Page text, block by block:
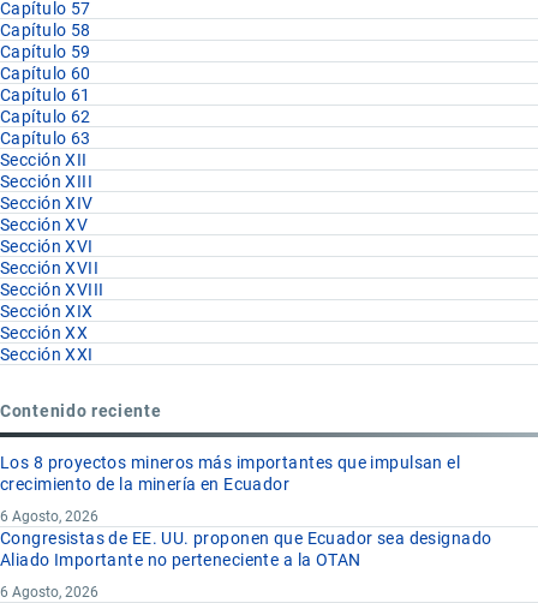
Capítulo 57
Capítulo 58
Capítulo 59
Capítulo 60
Capítulo 61
Capítulo 62
Capítulo 63
Sección XII
Sección XIII
Sección XIV
Sección XV
Sección XVI
Sección XVII
Sección XVIII
Sección XIX
Sección XX
Sección XXI
Contenido reciente
Los 8 proyectos mineros más importantes que impulsan el
crecimiento de la minería en Ecuador
6 Agosto, 2026
Congresistas de EE. UU. proponen que Ecuador sea designado
Aliado Importante no perteneciente a la OTAN
6 Agosto, 2026